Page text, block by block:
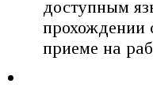
доступным
прохождении
приеме на